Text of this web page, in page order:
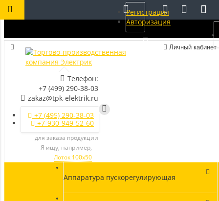
Личный кабинет
Телефон:
+7 (499) 290-38-03
zakaz@tpk-elektrik.ru
+7 (495) 290-38-03
+7-930-949-52-60
для заказа продукции
Я ищу, например,
Лоток 100х50
Аппаратура пускорегулирующая
Регистрация
Авторизация